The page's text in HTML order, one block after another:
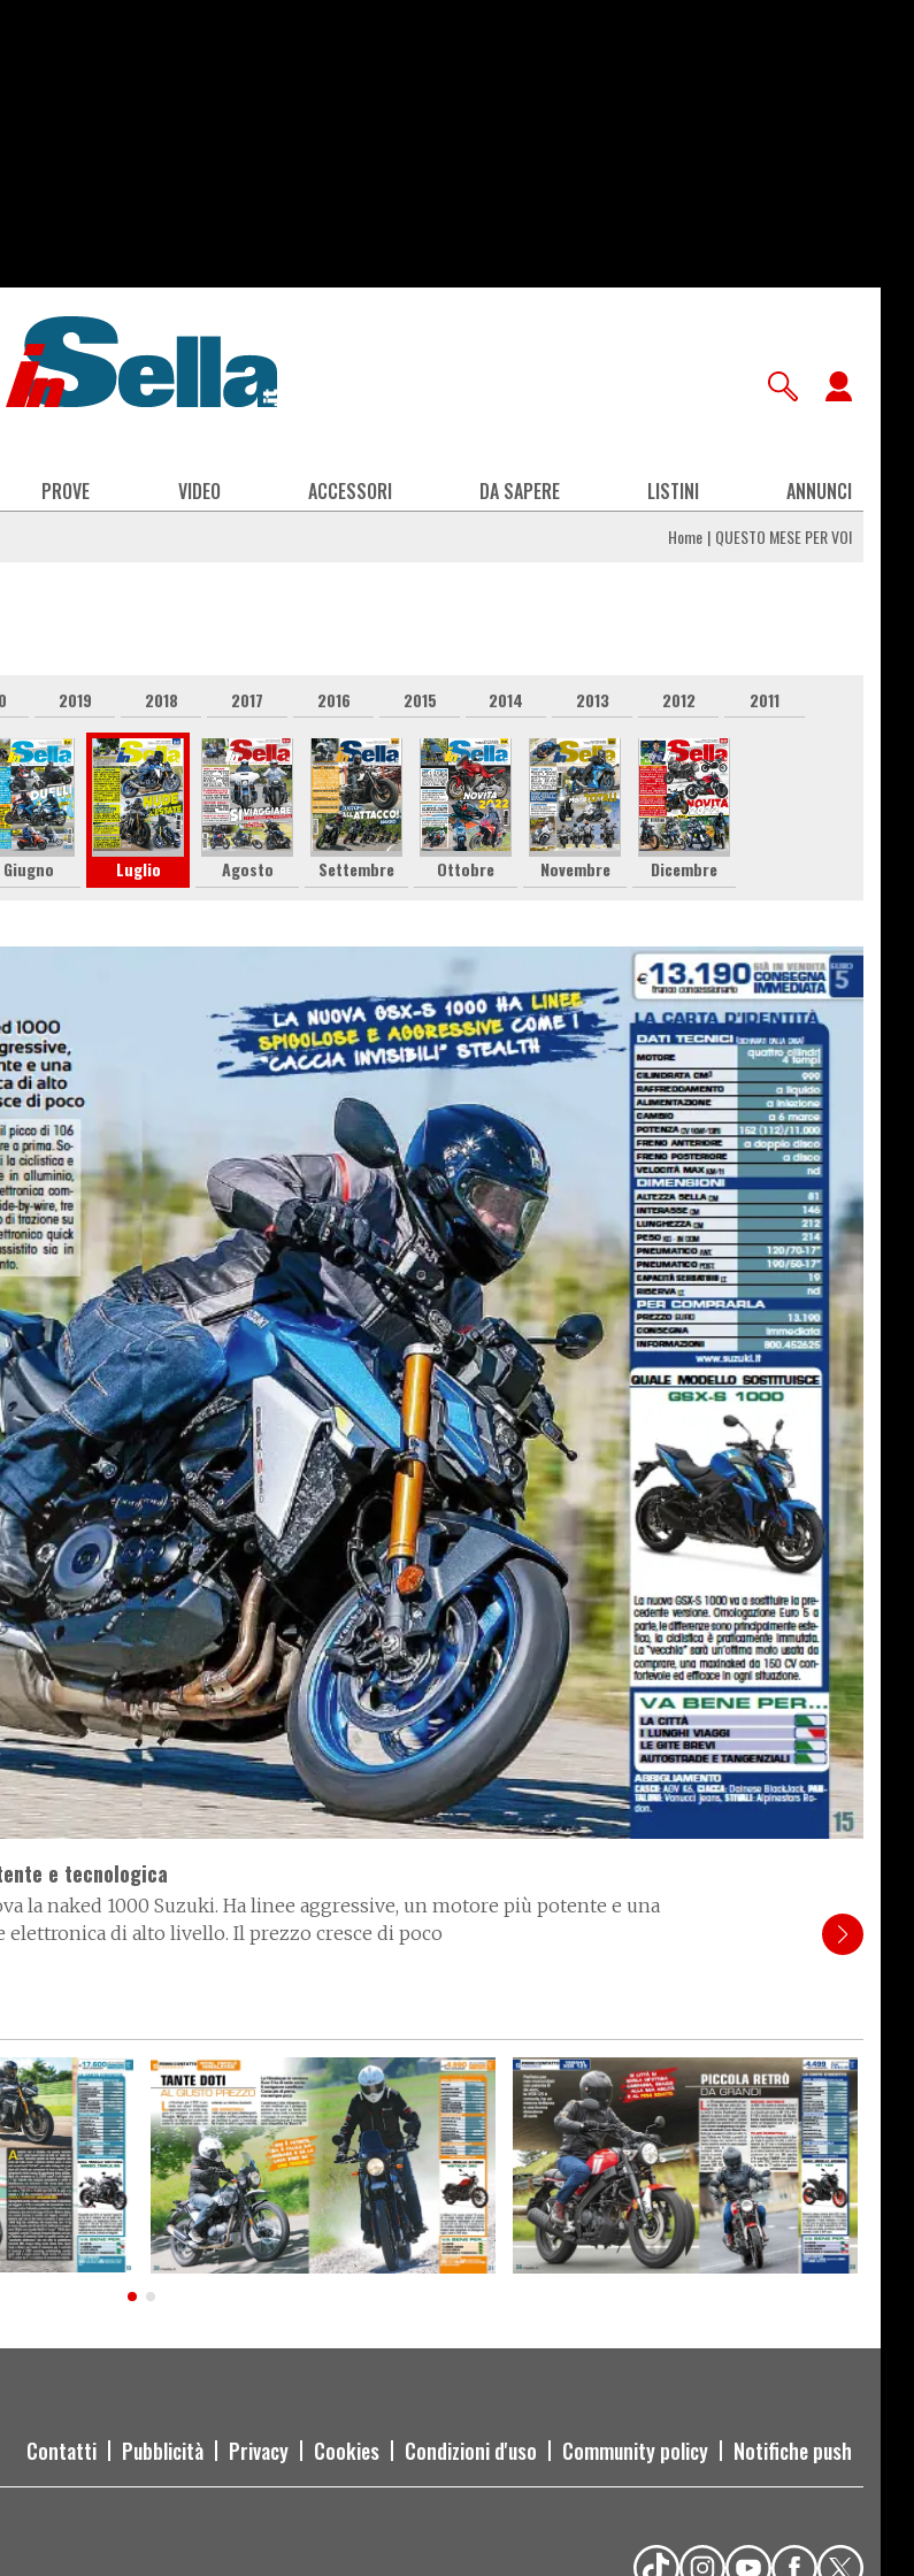
PROVE VIDEO ACCESSORI DA SAPERE LISTINI ANNUNCI
Home QUESTO MESE PER VOI
2019 2018 2017 2016 2015 2014 2013 2012 2011
Giugno Luglio Agosto Settembre Ottobre Novembre Dicembre
e tecnologica
la naked 1000 Suzuki. Ha linee aggressive, un motore più potente e una
elettronica di alto livello. Il prezzo cresce di poco
Contatti Pubblicità Privacy Cookies Condizioni d'uso Community policy Notifiche push